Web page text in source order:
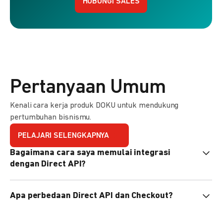
HUBUNGI SALES
Pertanyaan Umum
Kenali cara kerja produk DOKU untuk mendukung
pertumbuhan bisnismu.
PELAJARI SELENGKAPNYA
Bagaimana cara saya memulai integrasi
dengan Direct API?
pemrograman untuk membantu integrasi Anda. Pelajari
Apa perbedaan Direct API dan Checkout?